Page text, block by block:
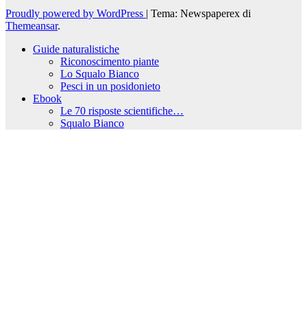
Proudly powered by WordPress | Tema: Newspaperex di
Themeansar.
Guide naturalistiche
Riconoscimento piante
Lo Squalo Bianco
Pesci in un posidonieto
Ebook
Le 70 risposte scientifiche…
Squalo Bianco